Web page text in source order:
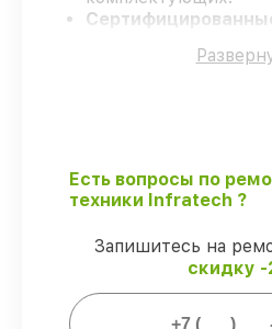
подтверждает
Официальная
запчасти защищены
Мы гарантируем:
Есть вопросы по
техники Infratech ?
Запишитесь на
скидку -